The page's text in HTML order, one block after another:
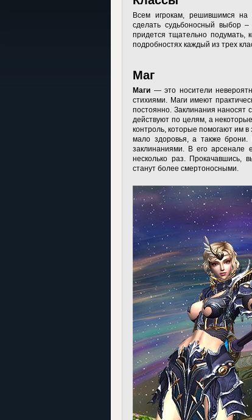
Всем игрокам, решившимся на
сделать судьбоносный выбор
придется тщательно подумать,
подробностях каждый из трех
Маг
Маги — это носители
стихиями. Маги имеют
постоянно. Заклинания наносят
действуют по целям, а
контроль, которые помогают им
мало здоровья, а также
заклинаниями. В его
несколько раз.
станут более смертоносными.